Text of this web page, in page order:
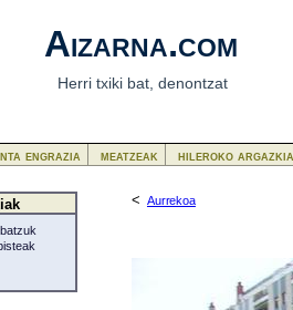
Aizarna.com
Herri txiki bat, denontzat
< Aurrekoa
engrazia meatzeak hileroko